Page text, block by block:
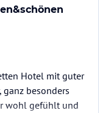
Hotel mit guter
ganz besonders
wohl gefühlt und